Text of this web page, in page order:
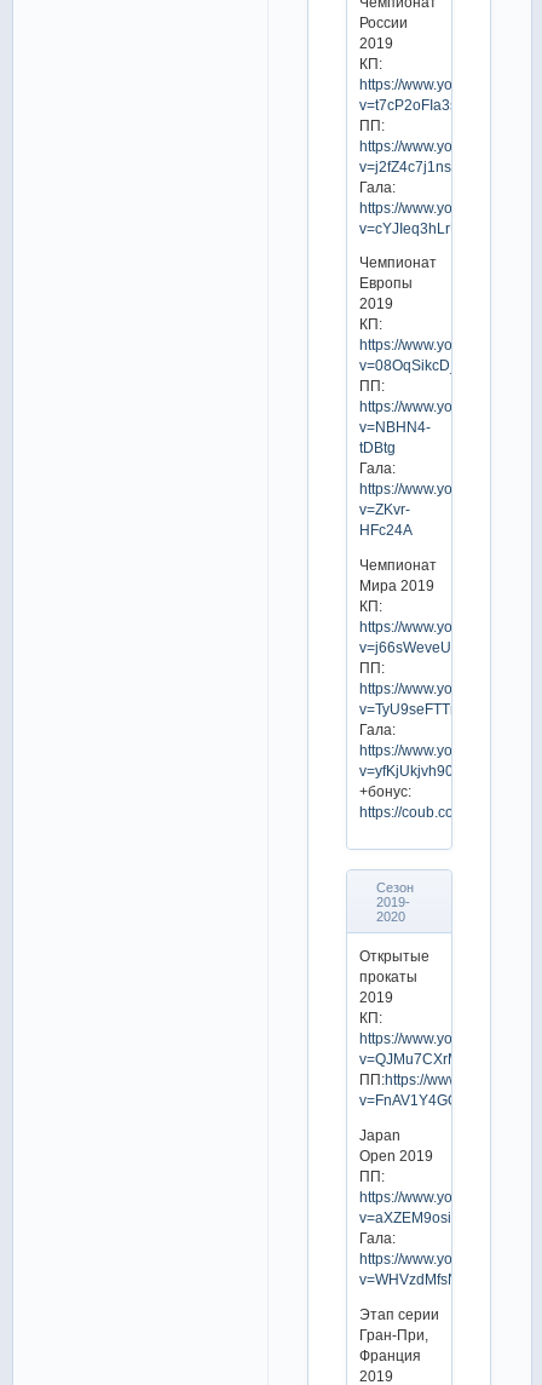
России
2019
КП:
https://www.youtube.com/
v=t7cP2oFIa3s
ПП:
https://www.youtube.com/
v=j2fZ4c7j1ns
Гала:
https://www.youtube.com/
v=cYJIeq3hLrU
Чемпионат
Европы
2019
КП:
https://www.youtube.com/
v=08OqSikcD_M
ПП:
https://www.youtube.com/
v=NBHN4-
tDBtg
Гала:
https://www.youtube.com/
v=ZKvr-
HFc24A
Чемпионат
Мира 2019
КП:
https://www.youtube.com/
v=j66sWeveUI4
ПП:
https://www.youtube.com/
v=TyU9seFTTnQ
Гала:
https://www.youtube.com/
v=yfKjUkjvh90
+бонус:
https://coub.com/view/
Сезон
2019-
2020
Открытые
прокаты
2019
КП:
https://www.youtube.com/
v=QJMu7CXrM4c
ПП:https://
v=FnAV1Y4GQuw
Japan
Open 2019
ПП:
https://www.youtube.com/
v=aXZEM9osim4
Гала:
https://www.youtube.com/
v=WHVzdMfsNBw
Этап серии
Гран-При,
Франция
2019